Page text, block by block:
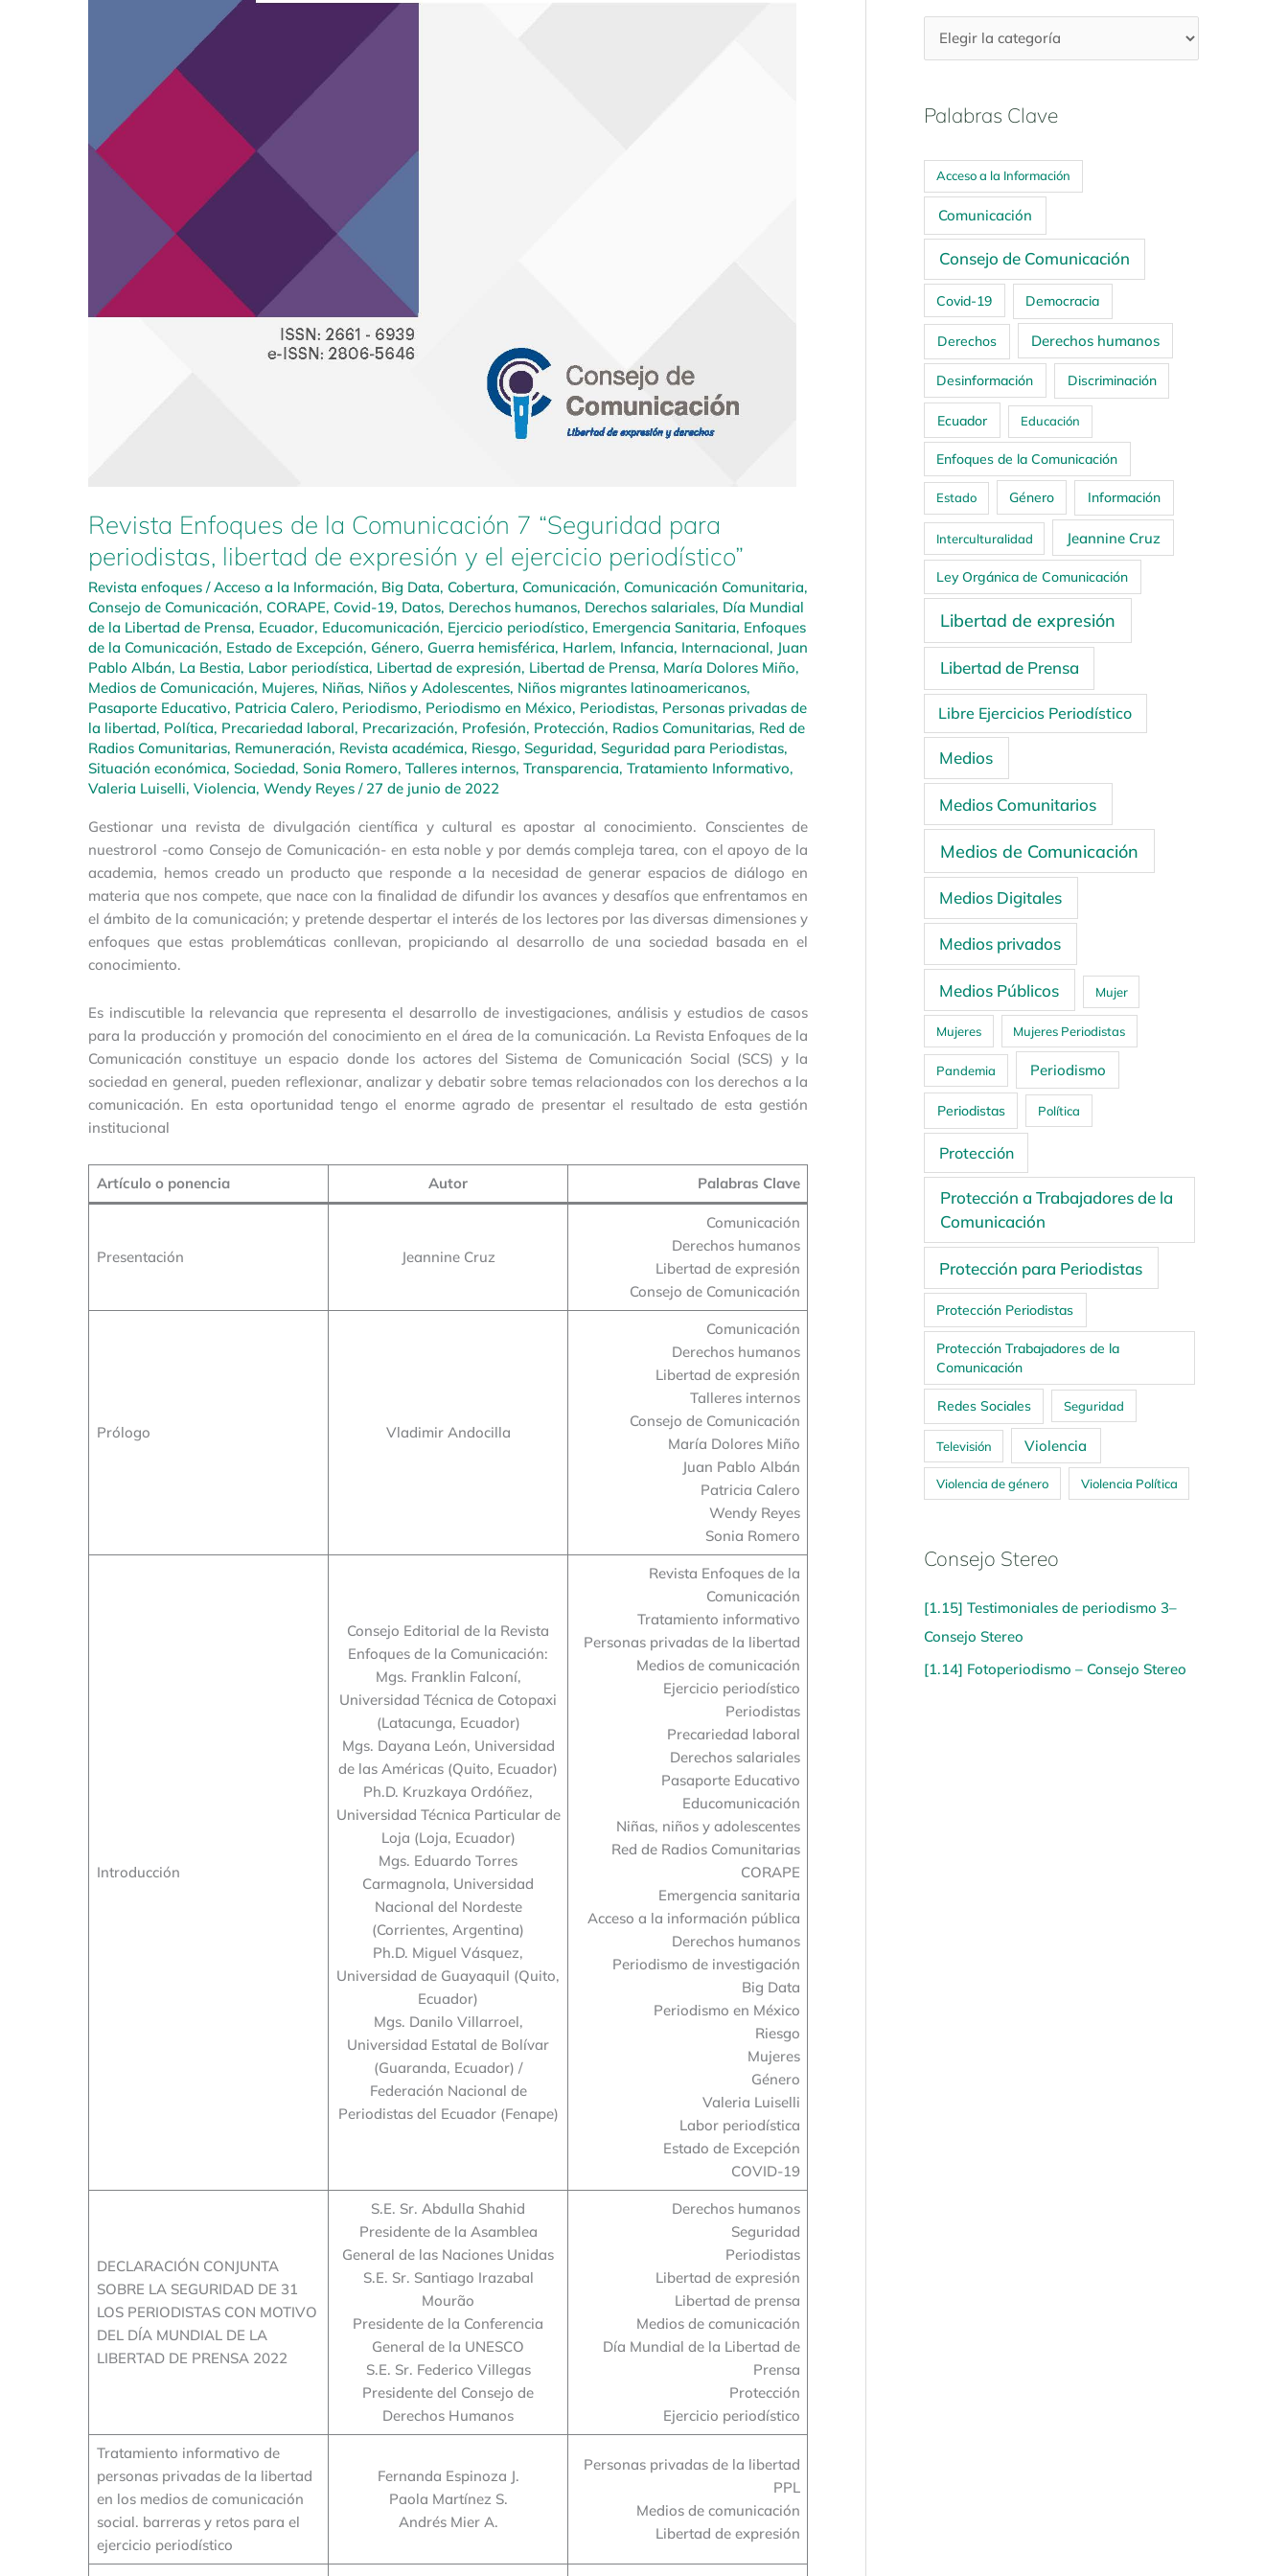
Revista Enfoques de la Comunicación 7 “Seguridad para
periodistas, libertad de expresión y el ejercicio periodístico”
Revista enfoques /Acceso a la Información, Big Data, Cobertura, Comunicación, Comunicación Comunitaria,
Consejo de Comunicación, CORAPE, Covid-19, Datos, Derechos humanos, Derechos salariales, Día Mundial
de la Libertad de Prensa, Ecuador, Educomunicación, Ejercicio periodístico, Emergencia Sanitaria, Enfoques
de la Comunicación, Estado de Excepción, Género, Guerra hemisférica, Harlem, Infancia, Internacional, Juan
Pablo Albán, La Bestia, Labor periodística, Libertad de expresión, Libertad de Prensa, María Dolores Miño,
Medios de Comunicación, Mujeres, Niñas, Niños y Adolescentes, Niños migrantes latinoamericanos,
Pasaporte Educativo, Patricia Calero, Periodismo, Periodismo en México, Periodistas, Personas privadas de
la libertad, Política, Precariedad laboral, Precarización, Profesión, Protección, Radios Comunitarias, Red de
Radios Comunitarias, Remuneración, Revista académica, Riesgo, Seguridad, Seguridad para Periodistas,
Situación económica, Sociedad, Sonia Romero, Talleres internos, Transparencia, Tratamiento Informativo,
Valeria Luiselli, Violencia, Wendy Reyes / 27 de junio de 2022
Gestionar una revista de divulgación científica y cultural es apostar al conocimiento. Conscientes de
nuestrorol -como Consejo de Comunicación- en esta noble y por demás compleja tarea, con el apoyo de la
academia, hemos creado un producto que responde a la necesidad de generar espacios de diálogo en
materia que nos compete, que nace con la finalidad de difundir los avances y desafíos que enfrentamos en
el ámbito de la comunicación; y pretende despertar el interés de los lectores por las diversas dimensiones y
enfoques que estas problemáticas conllevan, propiciando al desarrollo de una sociedad basada en el
conocimiento.
Es indiscutible la relevancia que representa el desarrollo de investigaciones, análisis y estudios de casos
para la producción y promoción del conocimiento en el área de la comunicación. La Revista Enfoques de la
Comunicación constituye un espacio donde los actores del Sistema de Comunicación Social (SCS) y la
sociedad en general, pueden reflexionar, analizar y debatir sobre temas relacionados con los derechos a la
comunicación. En esta oportunidad tengo el enorme agrado de presentar el resultado de esta gestión
institucional
Artículo o ponencia Autor Palabras Clave
Presentación Jeannine Cruz
Comunicación
Derechos humanos
Libertad de expresión
Consejo de Comunicación
Prólogo Vladimir Andocilla
Comunicación
Derechos humanos
Libertad de expresión
Talleres internos
Consejo de Comunicación
María Dolores Miño
Juan Pablo Albán
Patricia Calero
Wendy Reyes
Sonia Romero
Introducción
Consejo Editorial de la Revista
Enfoques de la Comunicación:
Mgs. Franklin Falconí,
Universidad Técnica de Cotopaxi
(Latacunga, Ecuador)
Mgs. Dayana León, Universidad
de las Américas (Quito, Ecuador)
Ph.D. Kruzkaya Ordóñez,
Universidad Técnica Particular de
Loja (Loja, Ecuador)
Mgs. Eduardo Torres
Carmagnola, Universidad
Nacional del Nordeste
(Corrientes, Argentina)
Ph.D. Miguel Vásquez,
Universidad de Guayaquil (Quito,
Ecuador)
Mgs. Danilo Villarroel,
Universidad Estatal de Bolívar
(Guaranda, Ecuador) /
Federación Nacional de
Periodistas del Ecuador (Fenape)
Revista Enfoques de la
Comunicación
Tratamiento informativo
Personas privadas de la libertad
Medios de comunicación
Ejercicio periodístico
Periodistas
Precariedad laboral
Derechos salariales
Pasaporte Educativo
Educomunicación
Niñas, niños y adolescentes
Red de Radios Comunitarias
CORAPE
Emergencia sanitaria
Acceso a la información pública
Derechos humanos
Periodismo de investigación
Big Data
Periodismo en México
Riesgo
Mujeres
Género
Valeria Luiselli
Labor periodística
Estado de Excepción
COVID-19
DECLARACIÓN CONJUNTA
SOBRE LA SEGURIDAD DE 31
LOS PERIODISTAS CON MOTIVO
DEL DÍA MUNDIAL DE LA
LIBERTAD DE PRENSA 2022
S.E. Sr. Abdulla Shahid
Presidente de la Asamblea
General de las Naciones Unidas
S.E. Sr. Santiago Irazabal
Mourão
Presidente de la Conferencia
General de la UNESCO
S.E. Sr. Federico Villegas
Presidente del Consejo de
Derechos Humanos
Derechos humanos
Seguridad
Periodistas
Libertad de expresión
Libertad de prensa
Medios de comunicación
Día Mundial de la Libertad de
Prensa
Protección
Ejercicio periodístico
Tratamiento informativo de
personas privadas de la libertad
en los medios de comunicación
social. barreras y retos para el
ejercicio periodístico
Fernanda Espinoza J.
Paola Martínez S.
Andrés Mier A.
Personas privadas de la libertad
PPL
Medios de comunicación
Libertad de expresión
Palabras Clave
Acceso a la Información
Comunicación
Consejo de Comunicación
Covid-19 Democracia
Derechos Derechos humanos
Desinformación Discriminación
Ecuador Educación
Enfoques de la Comunicación
Estado Género Información
Interculturalidad Jeannine Cruz
Ley Orgánica de Comunicación
Libertad de expresión
Libertad de Prensa
Libre Ejercicios Periodístico
Medios
Medios Comunitarios
Medios de Comunicación
Medios Digitales
Medios privados
Medios Públicos Mujer
Mujeres Mujeres Periodistas
Pandemia Periodismo
Periodistas Política
Protección
Protección a Trabajadores de la
Comunicación
Protección para Periodistas
Protección Periodistas
Protección Trabajadores de la
Comunicación
Redes Sociales Seguridad
Televisión Violencia
Violencia de género Violencia Política
Consejo Stereo
[1.15] Testimoniales de periodismo 3–
Consejo Stereo
[1.14] Fotoperiodismo – Consejo Stereo